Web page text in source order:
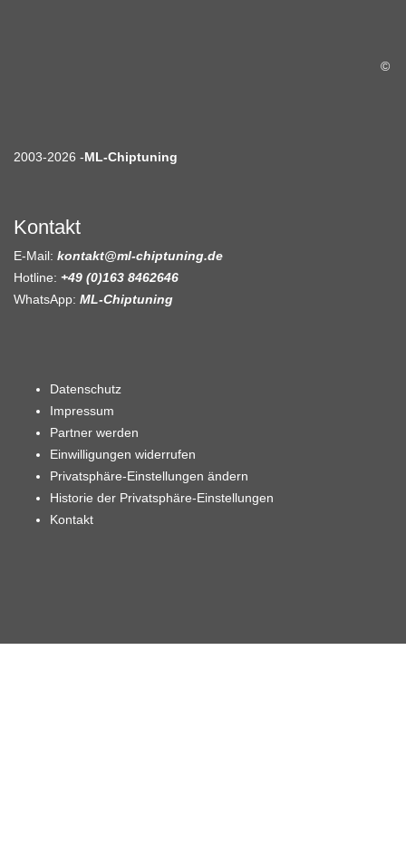
©
2003-2026 -ML-Chiptuning
Kontakt
E-Mail: kontakt@ml-chiptuning.de
Hotline: +49 (0)163 8462646
WhatsApp: ML-Chiptuning
Datenschutz
Impressum
Partner werden
Einwilligungen widerrufen
Privatsphäre-Einstellungen ändern
Historie der Privatsphäre-Einstellungen
Kontakt